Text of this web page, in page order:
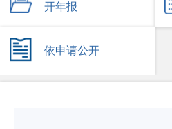
开年报
依申请公开